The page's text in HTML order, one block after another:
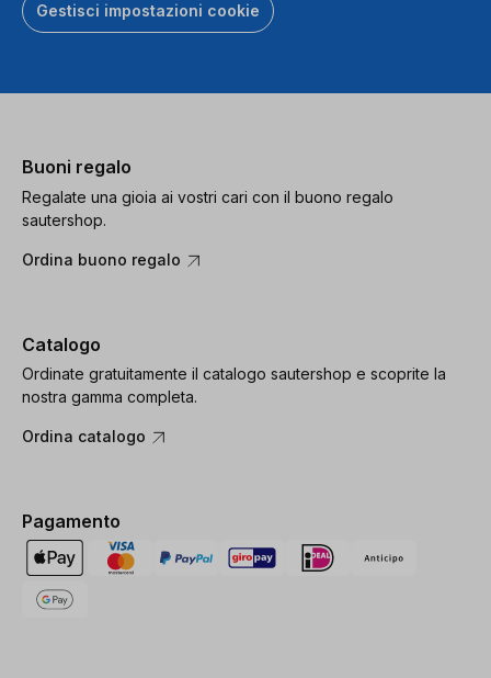
Gestisci impostazioni cookie
Buoni regalo
Regalate una gioia ai vostri cari con il buono regalo
sautershop.
Ordina buono regalo
Catalogo
Ordinate gratuitamente il catalogo sautershop e scoprite la
nostra gamma completa.
Ordina catalogo
Pagamento